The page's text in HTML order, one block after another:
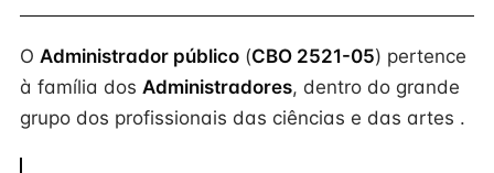
O Administrador público (CBO 2521-05) pertence
à família dos Administradores, dentro do grande
grupo dos profissionais das ciências e das artes .